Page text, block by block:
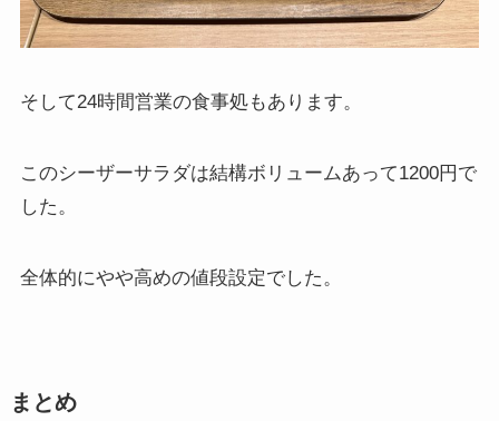
そして24時間営業の食事処もあります。
このシーザーサラダは結構ボリュームあって1200円で
した。
全体的にやや高めの値段設定でした。
まとめ